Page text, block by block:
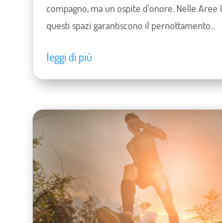
compagno, ma un ospite d'onore. Nelle Aree
questi spazi garantiscono il pernottamento...
leggi di più